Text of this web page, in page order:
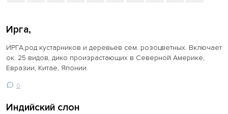
Ирга,
ИРГА,род кустарников и деревьев сем. розоцветных. Включает
ок. 25 видов, дико произрастающих в Северной Америке,
Евразии, Китае, Японии.
0
Индийский слон